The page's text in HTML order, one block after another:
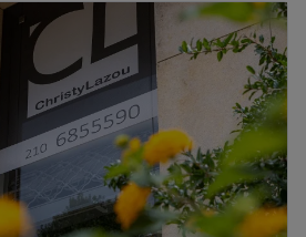
19:30
10:00–18:00
10:00 – 19:30
10:00
19:30
10:00
18:00
Κλειστό
health and wellness. We have
every service is based on respect